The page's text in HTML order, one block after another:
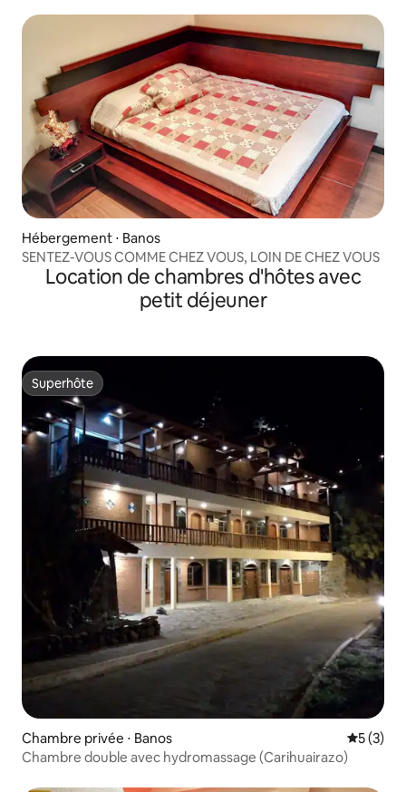
Hébergement ⋅ Banos
SENTEZ-VOUS COMME CHEZ VOUS, LOIN DE CHEZ VOUS
Location de chambres d'hôtes avec
petit déjeuner
Superhôte
Superhôte
Chambre privée ⋅ Banos
5 (3)
Chambre double avec hydromassage (Carihuairazo)